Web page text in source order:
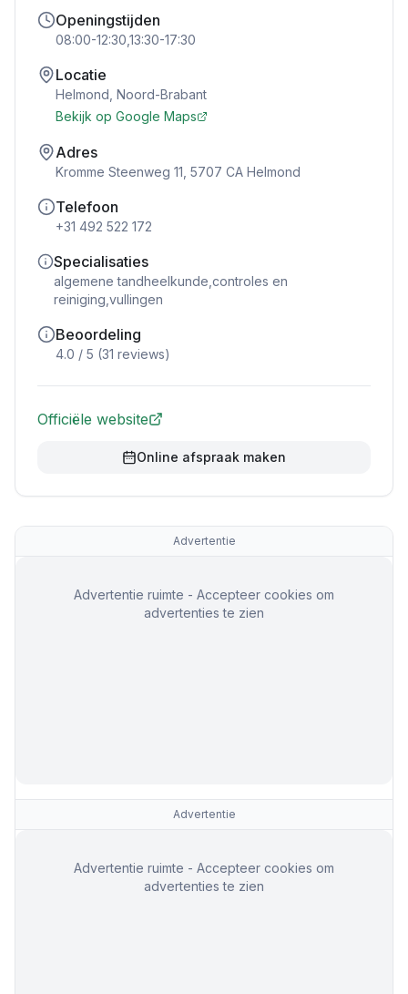
Openingstijden
08:00-12:30,13:30-17:30
Locatie
Helmond Noord-Brabant
Bekijk op Google Maps
Adres
Kromme Steenweg 11, 5707 CA Helmond
Telefoon
+31 492 522 172
Specialisaties
algemene tandheelkunde,controles en
reiniging,vullingen
Beoordeling
4.0 / 5 (31 reviews)
Officiële website
Online afspraak maken
Advertentie
Advertentie ruimte - Accepteer cookies om
advertenties te zien
Advertentie
Advertentie ruimte - Accepteer cookies om
advertenties te zien